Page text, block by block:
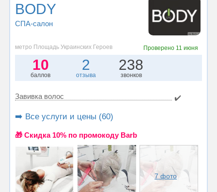
BODY
СПА-салон
метро Площадь Украинских Героев Проверено 11 июня
10
баллов
2
отзыва
238
звонков
Завивка волос ✔️
➡️ Все услуги и цены (60)
🎁 Cкидка 10% по промокоду Barb
7 фото